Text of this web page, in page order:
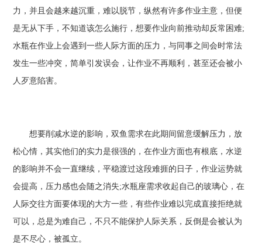
力，并且会越来越沉重，难以脱节，纵然有许多作业主意，但便
是无从下手，不知道该怎么施行，想要作业向前推动却反常困难;
水瓶在作业上会遇到一些人际方面的压力，与同事之间会时常法
发生一些冲突，简单引发误会，让作业不再顺利，甚至还会被小
人歹意陷害。
想要削减水逆的影响，双鱼需求在此期间留意缓解压力，放
松心情，其实他们的实力是很强的，在作业方面也有根底，水逆
的影响并不会一直继续，平稳渡过这段难捱的日子，作业运势就
会提高，压力感也会随之消失;水瓶座需求收起自己的玻璃心，在
人际交往方面要体现的大方一些，有些作业难以完成直接拒绝就
可以，总是为难自己，不只不能保护人际关系，反倒是会被认为
是不尽心，被孤立。